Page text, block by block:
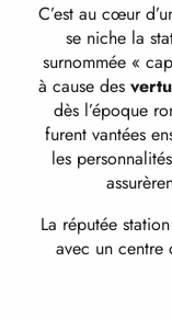
L'ESPACE
LES
NOS SÉJOURS
LE SPORT ET
C’est au cœur
se niche la
surnommée «
à cause des
dès l’époque
furent vantées
les
La réputée
avec un centre